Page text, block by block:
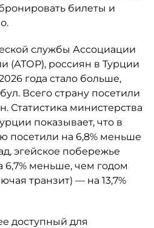
билеты и
службы Ассоциации
(АТОР), россиян в Турции
года стало больше,
Всего страну посетили
Статистика министерства
показывает, что в
посетили на 6,8% меньше
эгейское побережье
6,7% меньше, чем годом
транзит) — на 13,7%
доступный для